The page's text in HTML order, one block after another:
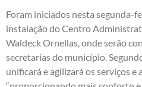
Foram iniciados nesta segunda-
instalação do Centro
Waldeck Ornellas, onde serão
secretarias do município.
unificará e agilizará os serviços e